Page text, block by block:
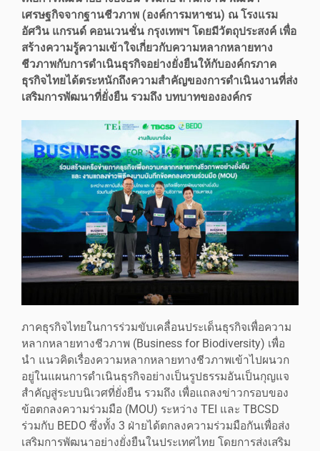
เศรษฐกิจจากฐานชีวภาพ (องค์การมหาชน) ณ โรงแรม
อัศวิน แกรนด์ คอนเวนชั่น กรุงเทพฯ โดยมีวัตถุประสงค์ เพื่อ
สร้างความรู้ความเข้าใจเกี่ยวกับความหลากหลายทาง
ชีวภาพกับการดำเนินธุรกิจอย่างยั่งยืนให้กับองค์กรภาค
ธุรกิจไทยได้ตระหนักถึงความสำคัญของการดำเนินงานที่ส่ง
เสริมการพัฒนาที่ยั่งยืน รวมถึง บทบาทขององค์กร
ภาคธุรกิจไทยในการร่วมขับเคลื่อนประเด็นธุรกิจเพื่อความ
หลากหลายทางชีวภาพ (Business for Biodiversity) เพื่อ
นำ แนวคิดเรื่องความหลากหลายทางชีวภาพเข้าไปผนวก
อยู่ในแผนการดำเนินธุรกิจอย่างเป็นรูปธรรมอันเป็นกุญแจ
สำคัญสู่ระบบนิเวศที่ยั่งยืน รวมถึง เพื่อแถลงข่าวกรอบของ
ข้อตกลงความร่วมมือ (MOU) ระหว่าง TEI และ TBCSD
ร่วมกับ BEDO ซึ่งทั้ง 3 ฝ่ายได้ตกลงความร่วมมือกันเพื่อส่ง
เสริมการพัฒนาอย่างยั่งยืนในประเทศไทย โดยการส่งเสริม